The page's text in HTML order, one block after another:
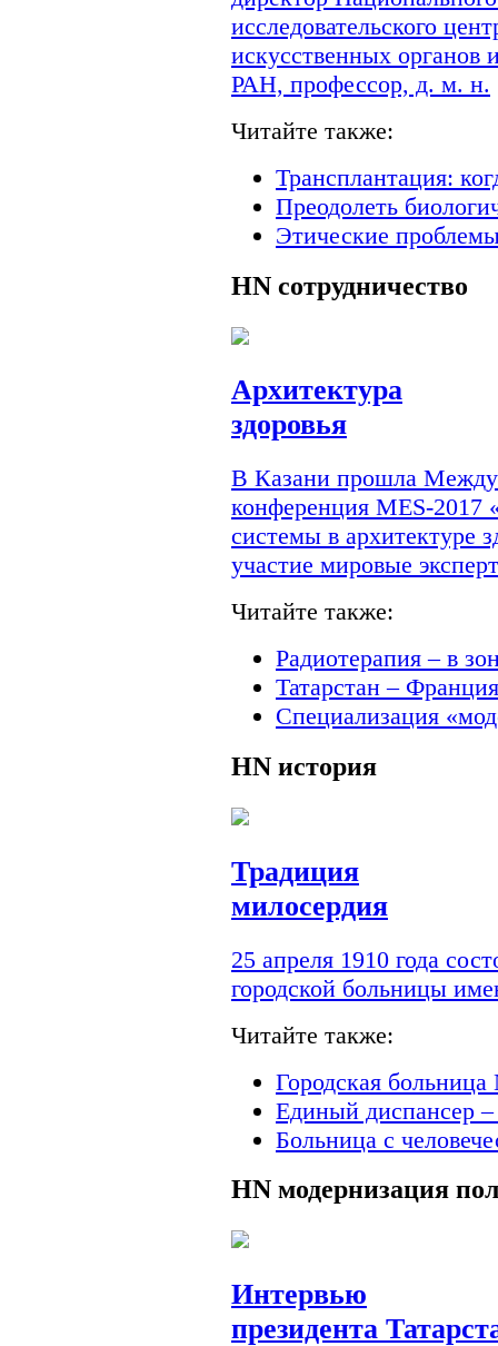
исследовательского
искусственных
РАН, профессор, д. м. н.
Читайте также:
Трансплантация:
Преодолеть
Этические
HN сотрудничество
Архитектура
здоровья
В Казани прошла
конференция MES-
системы в архитектуре
участие мировые
Читайте также:
Радиотерапия – в
Татарстан –
Специализация
HN история
Традиция
милосердия
25 апреля 1910 года
городской больницы
Читайте также:
Городская
Единый диспансер
Больница с
HN модернизация
Интервью
президента